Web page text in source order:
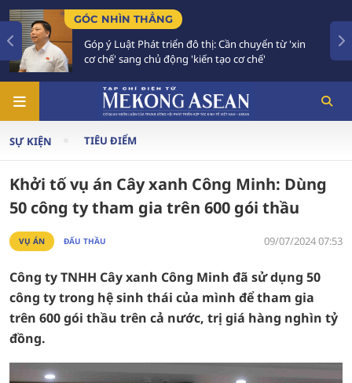
GÓC NHÌN THẲNG
Góp ý Luật Phát triển đô thị: Cần chuyển từ 'xin
cơ chế' sang chủ động 'kiến tạo cơ chế'
SỰ KIỆN TIÊU ĐIỂM
Khởi tố vụ án Cây xanh Công Minh: Dùng
50 công ty tham gia trên 600 gói thầu
VỤ ÁN ĐẤU THẦU 09/07/2024 07:53
Công ty TNHH Cây xanh Công Minh đã sử dụng 50
công ty trong hệ sinh thái của mình để tham gia
trên 600 gói thầu trên cả nước, trị giá hàng nghìn tỷ
đồng.